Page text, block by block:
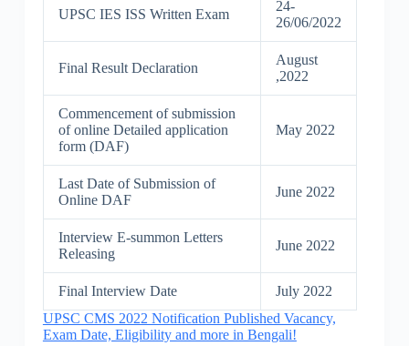
UPSC IES ISS Written Exam
24-
26/06/2022
Final Result Declaration
August
,2022
Commencement of submission
of online Detailed application
form (DAF)
May 2022
Last Date of Submission of
Online DAF
June 2022
Interview E-summon Letters
Releasing
June 2022
Final Interview Date
July 2022
UPSC CMS 2022 Notification Published Vacancy,
Exam Date, Eligibility and more in Bengali!